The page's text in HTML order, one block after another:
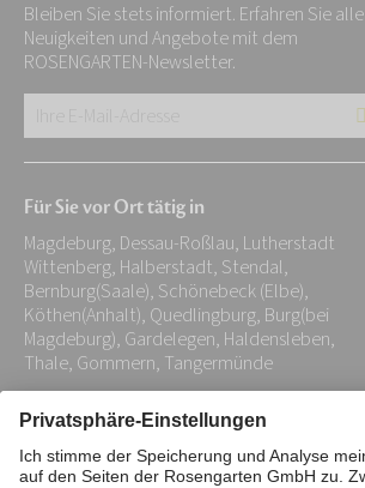
Bleiben Sie stets informiert. Erfahren Sie alle
Neuigkeiten und Angebote mit dem
ROSENGARTEN-Newsletter.
E-
Adresse:
*
Für Sie vor Ort tätig in
Magdeburg, Dessau-Roßlau, Lutherstadt
Wittenberg, Halberstadt, Stendal,
Bernburg(Saale), Schönebeck (Elbe),
Köthen(Anhalt), Quedlingburg, Burg(bei
Magdeburg), Gardelegen, Haldensleben,
Thale, Gommern, Tangermünde
Impressum Datenschutz
Stiftung